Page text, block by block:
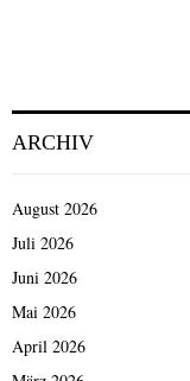
ARCHIV
August 2026
Juli 2026
Juni 2026
Mai 2026
April 2026